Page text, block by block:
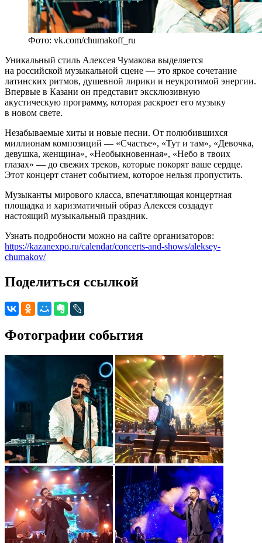
Фото: vk.com/chumakoff_ru
Уникальный стиль Алексея Чумакова выделяется
на российской музыкальной сцене — это яркое сочетание
латинских ритмов, душевной лирики и неукротимой энергии.
Впервые в Казани он представит эксклюзивную
акустическую программу, которая раскроет его музыку
в новом свете.
Незабываемые хиты и новые песни. От полюбившихся
миллионам композиций — «Счастье», «Тут и там», «Девочка,
девушка, женщина», «Необыкновенная», «Небо в твоих
глазах» — до свежих треков, которые покорят ваше сердце.
Этот концерт станет событием, которое нельзя пропустить.
Музыканты мирового класса, впечатляющая концертная
площадка и харизматичный образ Алексея создадут
настоящий музыкальный праздник.
Узнать подробности можно на сайте организаторов:
https://kazanexpo.ru/calendar/concerts-and-shows/aleksey-
chumakov/
Поделиться ссылкой
Фотографии события